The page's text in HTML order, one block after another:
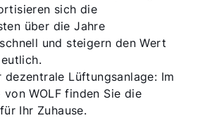
sich die
über die Jahre
und steigern den Wert
dezentrale Lüftungsanlage: Im
WOLF finden Sie die
Ihr Zuhause.